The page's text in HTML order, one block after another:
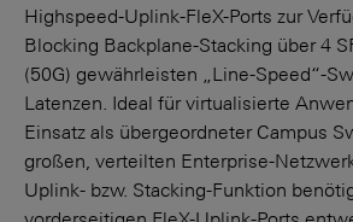
Highspeed-Uplink-FleX-Ports zur
Blocking Backplane-Stacking über 4
(50G) gewährleisten „Line-Speed“-
Latenzen. Ideal für virtualisierte
Einsatz als übergeordneter Campus
großen, verteilten Enterprise-
Uplink- bzw. Stacking-Funktion